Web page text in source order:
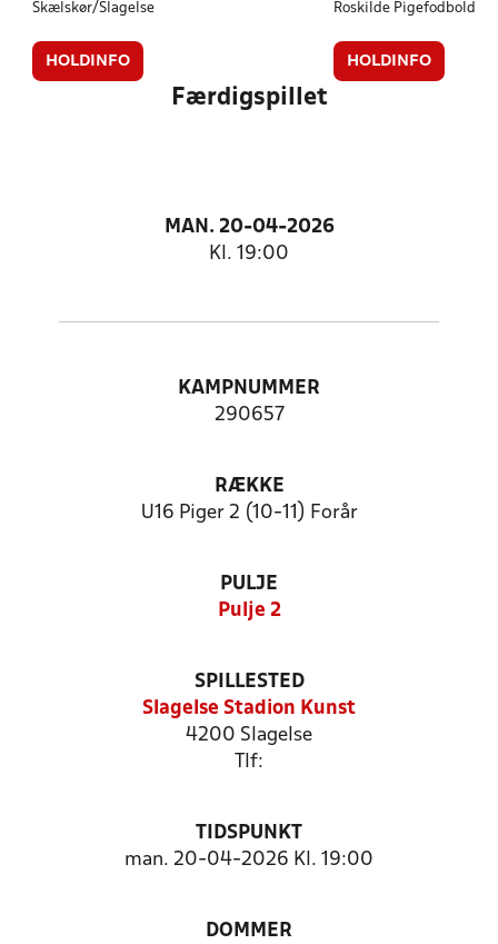
Skælskør/Slagelse
HOLDINFO
Roskilde Pigefodbold
HOLDINFO
Færdigspillet
MAN. 20-04-2026
Kl. 19:00
KAMPNUMMER
290657
RÆKKE
U16 Piger 2 (10-11) Forår
PULJE
Pulje 2
SPILLESTED
Slagelse Stadion Kunst
4200 Slagelse
Tlf:
TIDSPUNKT
man. 20-04-2026 Kl. 19:00
DOMMER